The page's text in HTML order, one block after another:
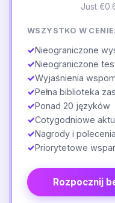
Just
WSZYSTKO W CENIE:
✓Nieograniczone
✓Nieograniczone
✓Wyjaśnienia
✓Pełna biblioteka
✓Ponad 20 języków
✓Cotygodniowe
✓Nagrody i polecenia
✓Priorytetowe
Rozpocznij